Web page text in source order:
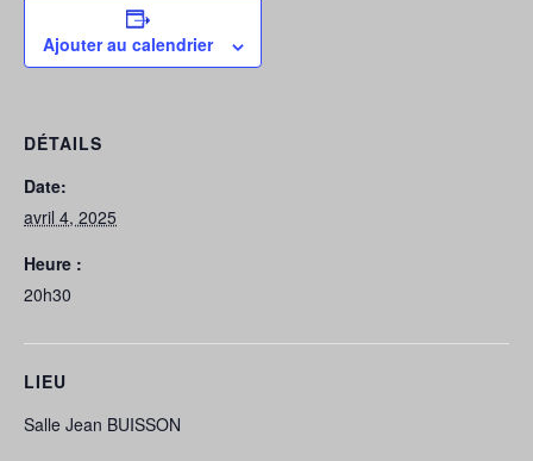
Ajouter au calendrier
DÉTAILS
Date:
avril 4, 2025
Heure :
20h30
LIEU
Salle Jean BUISSON